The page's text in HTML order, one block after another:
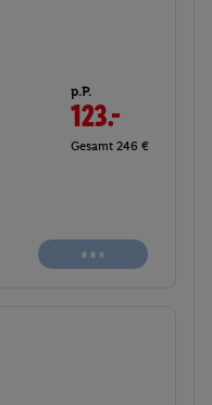
p.P.
123.-
Gesamt 246 €